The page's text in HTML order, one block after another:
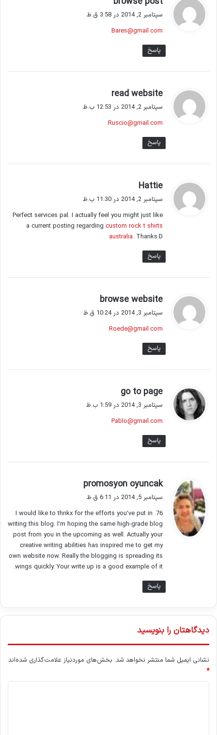
ف
:
سپتامبر 2, 2014 در 3:58 ق.ظ
Bares@gmail.com
پاسخ
read website
ف
:
سپتامبر 2, 2014 در 12:53 ب.ظ
Ruscio@gmail.com
پاسخ
Hattie
:
سپتامبر 2, 2014 در 11:30 ب.ظ
Perfect services pal. I actually feel you might just like
a current posting regarding custom rock t shirts
australia. Thanks:D
پاسخ
browse website
ف
سپتامبر 3, 2014 در 10:24 ق.ظ
Roede@gmail.com
پاسخ
go to page
:
سپتامبر 3, 2014 در 1:59 ب.ظ
Pablo@gmail.com
پاسخ
promosyon oyuncak
:
سپتامبر 5, 2014 در 6:11 ق.ظ
76. I would like to thnkx for the efforts you’ve put in
writing this blog. I’m hoping the same high-grade blog
post from you in the upcoming as well. Actually your
creative writing abilities has inspired me to get my
own website now. Really the blogging is spreading its
wings quickly. Your write up is a good example of it.
پاسخ
دیدگاهتان را بنویسید
نشانی ایمیل شما منتشر نخواهد شد. بخش‌های موردنیاز علامت‌گذاری شده‌اند
*